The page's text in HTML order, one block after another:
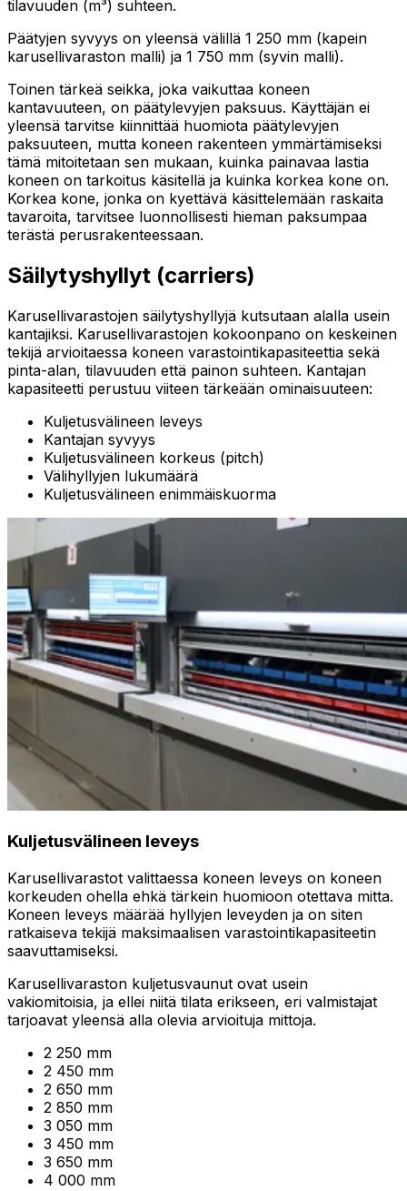
tilavuuden (m³) suhteen.
Päätyjen syvyys on yleensä välillä 1 250 mm (kapein
karusellivaraston malli) ja 1 750 mm (syvin malli).
Toinen tärkeä seikka, joka vaikuttaa koneen
kantavuuteen, on päätylevyjen paksuus. Käyttäjän ei
yleensä tarvitse kiinnittää huomiota päätylevyjen
paksuuteen, mutta koneen rakenteen ymmärtämiseksi
tämä mitoitetaan sen mukaan, kuinka painavaa lastia
koneen on tarkoitus käsitellä ja kuinka korkea kone on.
Korkea kone, jonka on kyettävä käsittelemään raskaita
tavaroita, tarvitsee luonnollisesti hieman paksumpaa
terästä perusrakenteessaan.
Säilytyshyllyt (carriers)
Karusellivarastojen säilytyshyllyjä kutsutaan alalla usein
kantajiksi. Karusellivarastojen kokoonpano on keskeinen
tekijä arvioitaessa koneen varastointikapasiteettia sekä
pinta-alan, tilavuuden että painon suhteen. Kantajan
kapasiteetti perustuu viiteen tärkeään ominaisuuteen:
Kuljetusvälineen leveys
Kantajan syvyys
Kuljetusvälineen korkeus (pitch)
Välihyllyjen lukumäärä
Kuljetusvälineen enimmäiskuorma
Kuljetusvälineen leveys
Karusellivarastot valittaessa koneen leveys on koneen
korkeuden ohella ehkä tärkein huomioon otettava mitta.
Koneen leveys määrää hyllyjen leveyden ja on siten
ratkaiseva tekijä maksimaalisen varastointikapasiteetin
saavuttamiseksi.
Karusellivaraston kuljetusvaunut ovat usein
vakiomitoisia, ja ellei niitä tilata erikseen, eri valmistajat
tarjoavat yleensä alla olevia arvioituja mittoja.
2 250 mm
2 450 mm
2 650 mm
2 850 mm
3 050 mm
3 450 mm
3 650 mm
4 000 mm